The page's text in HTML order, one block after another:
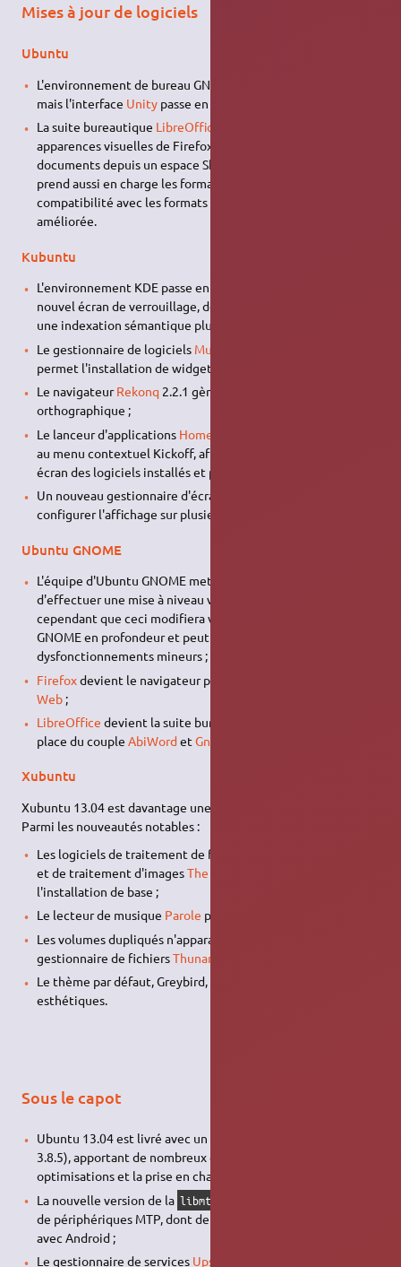
Mises à jour de logiciels
Ubuntu
L'environnement de bureau GNOME demeure en version 3.6,
mais l'interface Unitypasse en version 7 ;
La suite bureautique LibreOffice
apparences visuelles de Firefox (Personas) et sait ouvrir les
documents depuis un espace SharePoint. Cette version
prend aussi en charge les formats Visio et Publisher, et la
compatibilité avec les formats Microsoft® Office® est
améliorée.
Kubuntu
L'environnement KDE passe en version 4.10, apportant un
nouvel écran de verrouillage, des nouvelles notifications et
une indexation sémantique plus rapide ;
Le gestionnaire de logiciels Muon
permet l'installation de widgets Plasma ;
Le navigateurRekonq2.2.1 gère maintenant la correction
orthographique ;
Le lanceur d'applications Homerun
au menu contextuel Kickoff, afin d'avoir une vue en plein
écran des logiciels installés et pouvant être exécutés ;
Un nouveau gestionnaire d'écrans permet de facilement
configurer l'affichage sur plusieurs moniteurs ;
Ubuntu GNOME
L'équipe d'Ubuntu GNOME met à disposition un PPA afin
d'effectuer une mise à niveau vers GNOME 3.8. Notez
cependant que ceci modifiera votre système Ubuntu
GNOME en profondeur et peut causer quelques
dysfonctionnements mineurs ;
Firefoxdevient le navigateur par défaut, remplaçant
Web;
LibreOffice devient la suite bureautique par défaut, à la
place du couple AbiWordet Gnumeric
Xubuntu
Xubuntu 13.04 est davantage une version de maintenance.
Parmi les nouveautés notables :
Les logiciels de traitement de feuilles de calculs
et de traitement d'imagesThe GIMP
l'installation de base ;
Le lecteur de musique Parole passe en version 0.5.0 ;
Les volumes dupliqués n'apparaissent plus dans le
gestionnaire de fichiersThunar
Le thème par défaut, Greybird, a subi quelques mises à jour
esthétiques.
Sous le capot
Ubuntu 13.04 est livré avec un noyau Linux 3.8 (basé sur
3.8.5), apportant de nombreux correctifs de sécurité, des
optimisations et la prise en charge des cartes Ethernet Alx ;
La nouvelle version de la libmtp
de périphériques MTP, dont de nombreux smartphones livrés
avec Android ;
Le gestionnaire de services Upstart